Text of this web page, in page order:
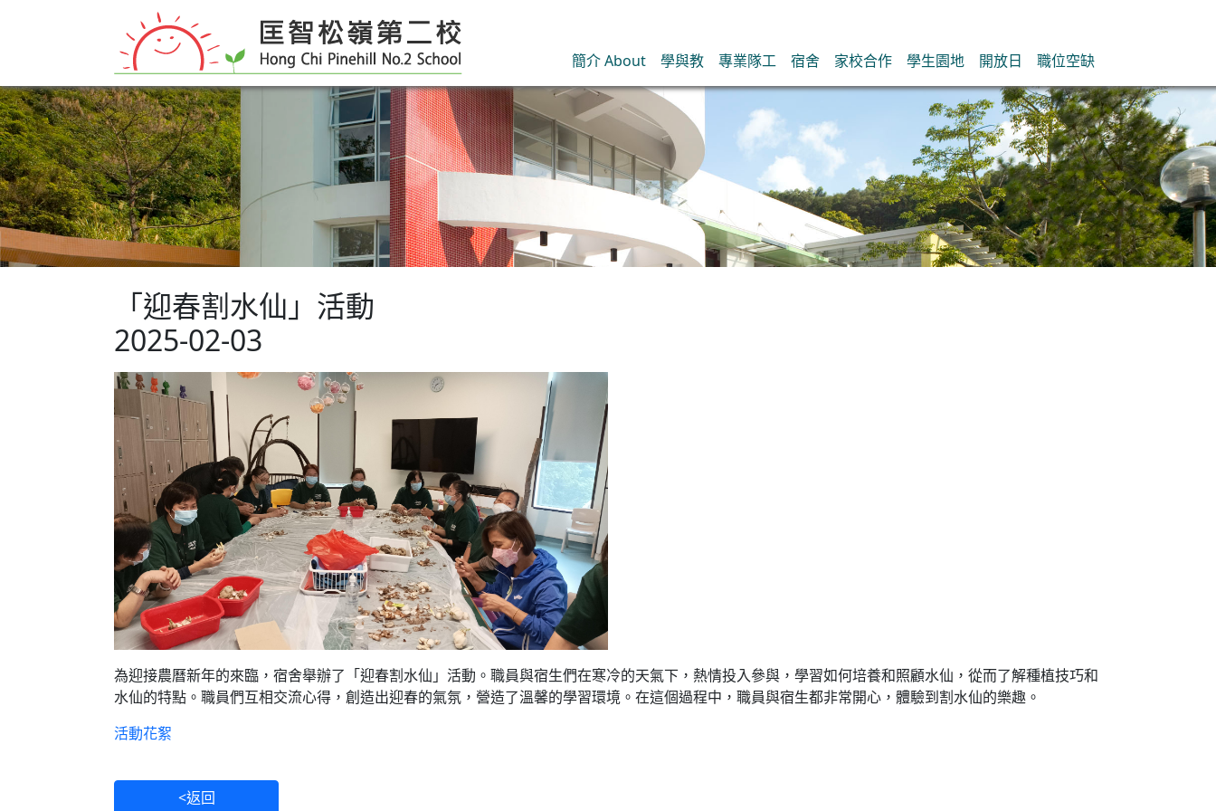
簡介 About 學與教 專業隊工 宿舍 家校合作 學生園地 開放日 職位空缺
「迎春割水仙」活動
2025-02-03
為迎接農曆新年的來臨，宿舍舉辦了「迎春割水仙」活動。職員與宿生們在寒冷的天氣下，熱情投入參與，學習如何培養和照顧水仙，從而了解種植技巧和
水仙的特點。職員們互相交流心得，創造出迎春的氣氛，營造了溫馨的學習環境。在這個過程中，職員與宿生都非常開心，體驗到割水仙的樂趣。
活動花絮
<返回